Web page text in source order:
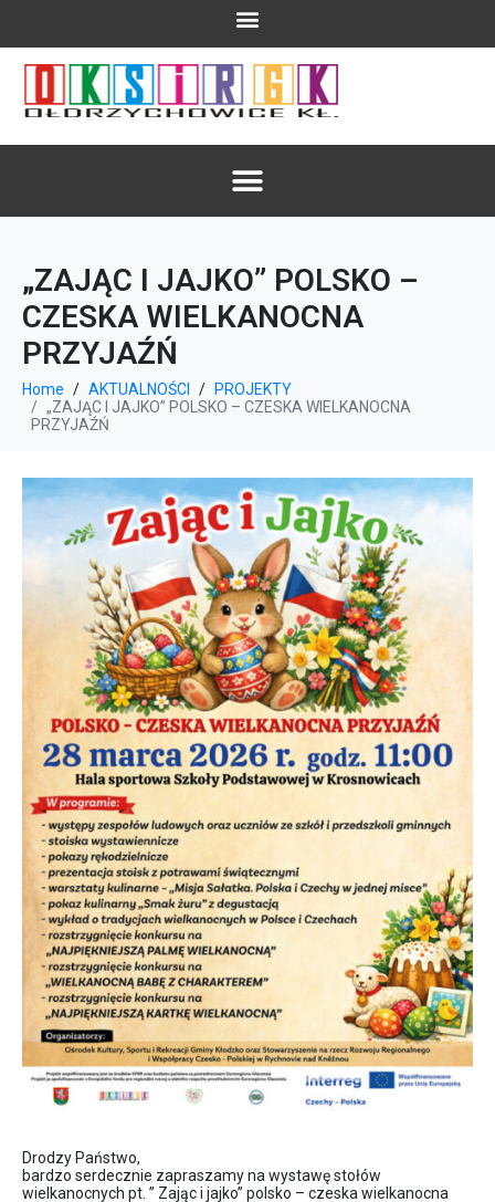
„ZAJĄC I JAJKO” POLSKO –
CZESKA WIELKANOCNA
PRZYJAŹŃ
Home AKTUALNOŚCI
PROJEKTY
„ZAJĄC I JAJKO” POLSKO – CZESKA WIELKANOCNA
PRZYJAŹŃ
Drodzy Państwo,
bardzo serdecznie zapraszamy na wystawę stołów
wielkanocnych pt. ” Zając i jajko” polsko – czeska wielkanocna